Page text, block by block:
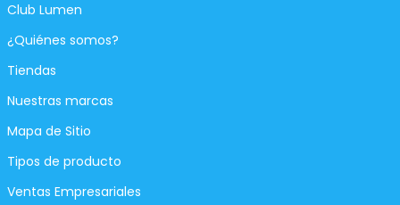
Club Lumen
¿Quiénes somos?
Tiendas
Nuestras marcas
Mapa de Sitio
Tipos de producto
Ventas Empresariales